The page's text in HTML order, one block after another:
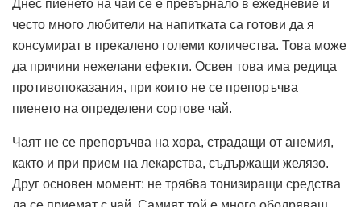
Днес пиенето на чай се е превърнало в ежедневие и
често много любители на напитката са готови да я
консумират в прекалено големи количества. Това може
да причини нежелани ефекти. Освен това има редица
противопоказания, при които не се препоръчва
пиенето на определени сортове чай.
Чаят не се препоръчва на хора, страдащи от анемия,
както и при прием на лекарства, съдържащи желязо.
Друг основен момент: не трябва тонизиращи средства